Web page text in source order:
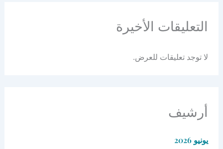
التعليقات الأخيرة
لا توجد تعليقات للعرض.
أرشيف
يونيو 2026